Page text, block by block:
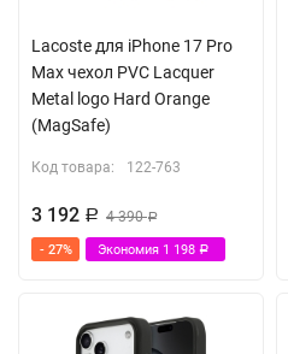
Lacoste для iPhone 17 Pro
Max чехол PVC Lacquer
Metal logo Hard Orange
(MagSafe)
Код товара: 122-763
3 192 Р 4 390Р
- 27% Экономия 1 198 Р